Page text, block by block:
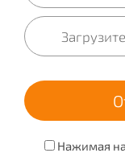
Нажимая на